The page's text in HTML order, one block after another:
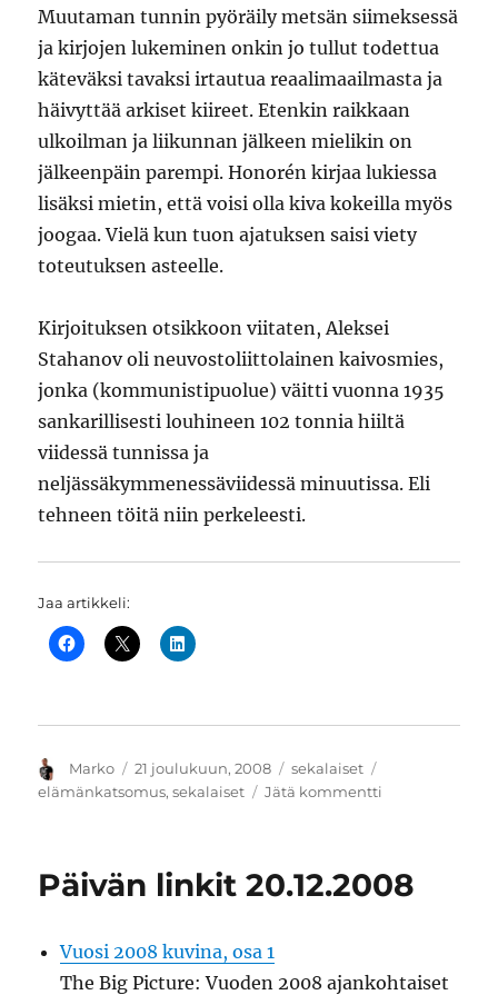
Muutaman tunnin pyöräily metsän siimeksessä
ja kirjojen lukeminen onkin jo tullut todettua
käteväksi tavaksi irtautua reaalimaailmasta ja
häivyttää arkiset kiireet. Etenkin raikkaan
ulkoilman ja liikunnan jälkeen mielikin on
jälkeenpäin parempi. Honorén kirjaa lukiessa
lisäksi mietin, että voisi olla kiva kokeilla myös
joogaa. Vielä kun tuon ajatuksen saisi viety
toteutuksen asteelle.
Kirjoituksen otsikkoon viitaten, Aleksei
Stahanov oli neuvostoliittolainen kaivosmies,
jonka (kommunistipuolue) väitti vuonna 1935
sankarillisesti louhineen 102 tonnia hiiltä
viidessä tunnissa ja
neljässäkymmenessäviidessä minuutissa. Eli
tehneen töitä niin perkeleesti.
Jaa artikkeli:
Kirjoittaja
Marko Julkaistu
21 joulukuun, 2008 Kategoriat
sekalaiset
elämänkatsomus,sekalaiset Jätä kommentti
tai
Päivän linkit 20.12.2008
Vuosi 2008 kuvina, osa 1
The Big Picture: Vuoden 2008 ajankohtaiset